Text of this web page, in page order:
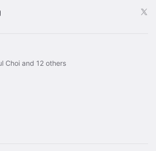
Choi and 12 others